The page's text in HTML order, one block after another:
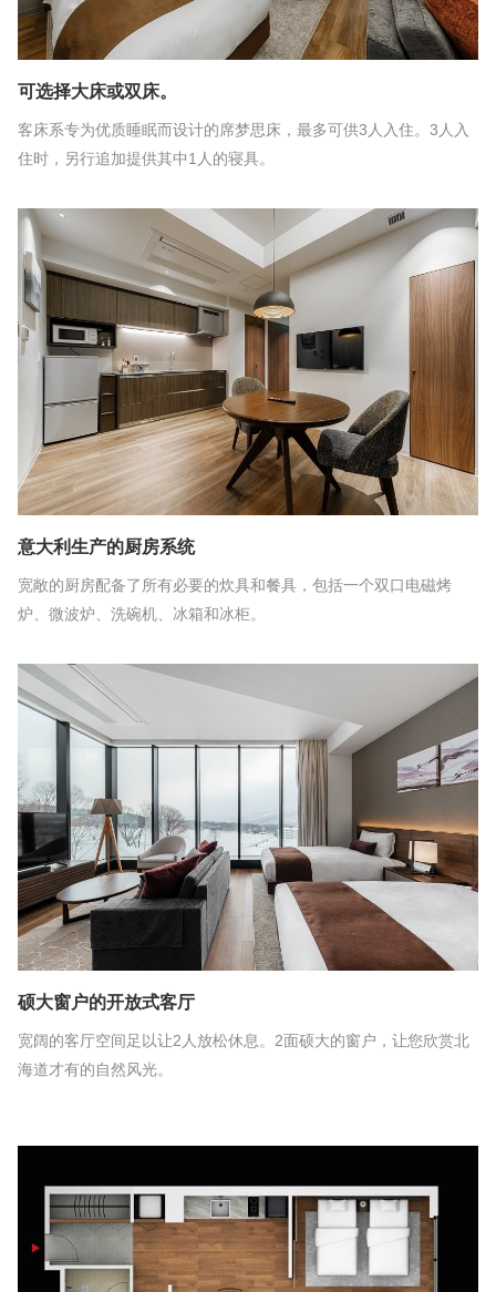
可选择大床或双床。
客床系专为优质睡眠而设计的席梦思床，最多可供3人入住。3人入
住时，另行追加提供其中1人的寝具。
意大利生产的厨房系统
宽敞的厨房配备了所有必要的炊具和餐具，包括一个双口电磁烤
炉、微波炉、洗碗机、冰箱和冰柜。
硕大窗户的开放式客厅
宽阔的客厅空间足以让2人放松休息。2面硕大的窗户，让您欣赏北
海道才有的自然风光。